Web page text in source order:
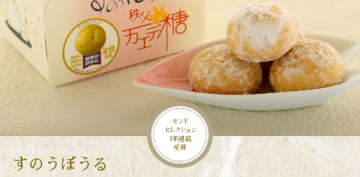
モンド
セレクション
3年連続
受賞
すのうぼうる